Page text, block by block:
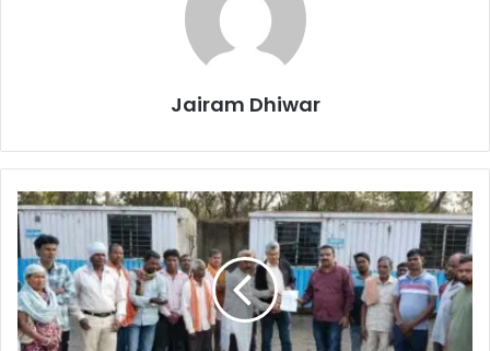
Jairam Dhiwar
के
एस
के
भूविस्थापित
किसानों
की
6